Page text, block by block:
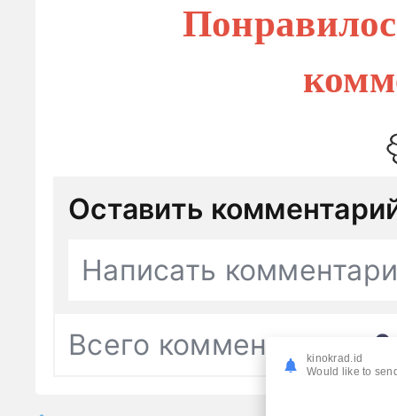
Оставить
Написать
Всего комментариев 0
kinokrad.id
Would like to